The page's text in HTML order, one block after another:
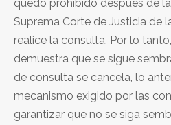
quedó prohibido después de
Suprema Corte de Justicia de
realice la consulta. Por lo
demuestra que se sigue
de consulta se cancela, lo
mecanismo exigido por las
garantizar que no se siga